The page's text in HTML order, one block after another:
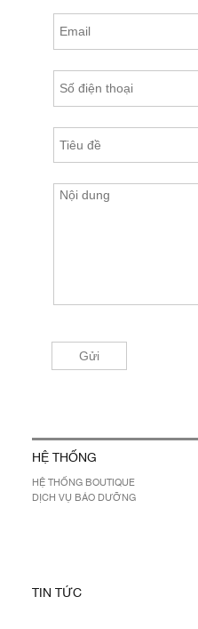
HỆ THỐNG
HỆ THỐNG BOUTIQUE
DỊCH VỤ BẢO DƯỠNG
TIN TỨC